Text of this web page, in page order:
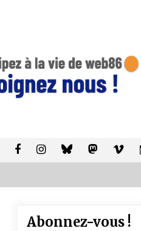
Abonnez-vous !